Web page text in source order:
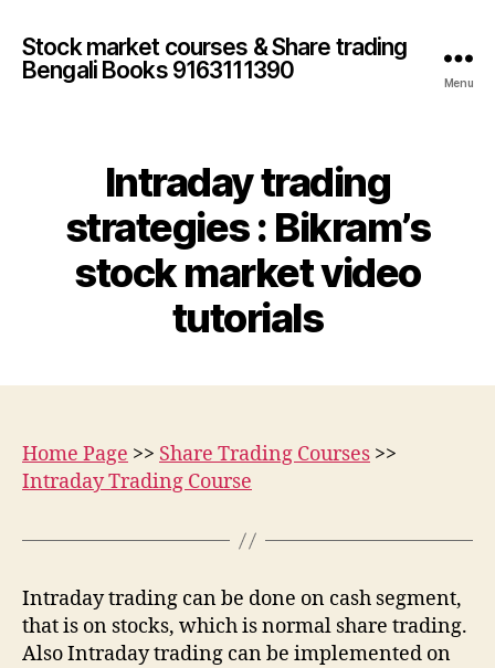
Stock market courses & Share trading
Bengali Books 9163111390
Menu
Intraday trading
strategies : Bikram’s
stock market video
tutorials
Home Page >> Share Trading Courses >>
Intraday Trading Course
Intraday trading can be done on cash segment,
that is on stocks, which is normal share trading.
Also Intraday trading can be implemented on